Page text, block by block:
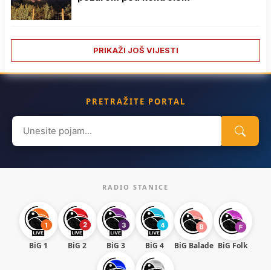
PRIKAŽI JOŠ VIJESTI
PRETRAŽITE PORTAL
Search
for:
RADIO STANICE
BiG 1 BiG 2 BiG 3 BiG 4 BiG Balade BiG Folk